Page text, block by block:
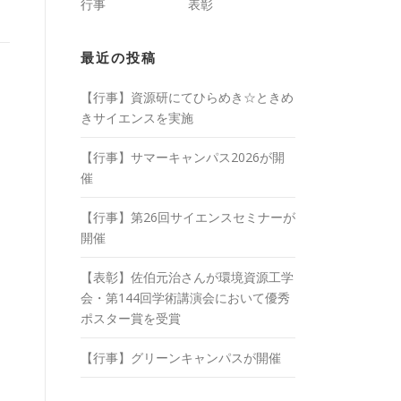
行事
表彰
最近の投稿
【行事】資源研にてひらめき☆ときめ
きサイエンスを実施
【行事】サマーキャンパス2026が開
催
【行事】第26回サイエンスセミナーが
開催
【表彰】佐伯元治さんが環境資源工学
会・第144回学術講演会において優秀
ポスター賞を受賞
【行事】グリーンキャンパスが開催